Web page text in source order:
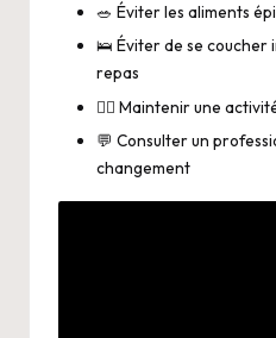
🥗 Éviter les aliments
🛌 Éviter de se coucher
repas
🚶‍♂️ Maintenir une
💬 Consulter un
changement